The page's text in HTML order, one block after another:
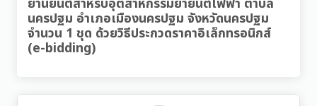
นครปฐม อำเภอเมืองนครปฐม จังหวัดนครปฐม
จำนวน 1 ชุด ด้วยวิธีประกวดราคาอิเล็กทรอนิกส์
(e-bidding)